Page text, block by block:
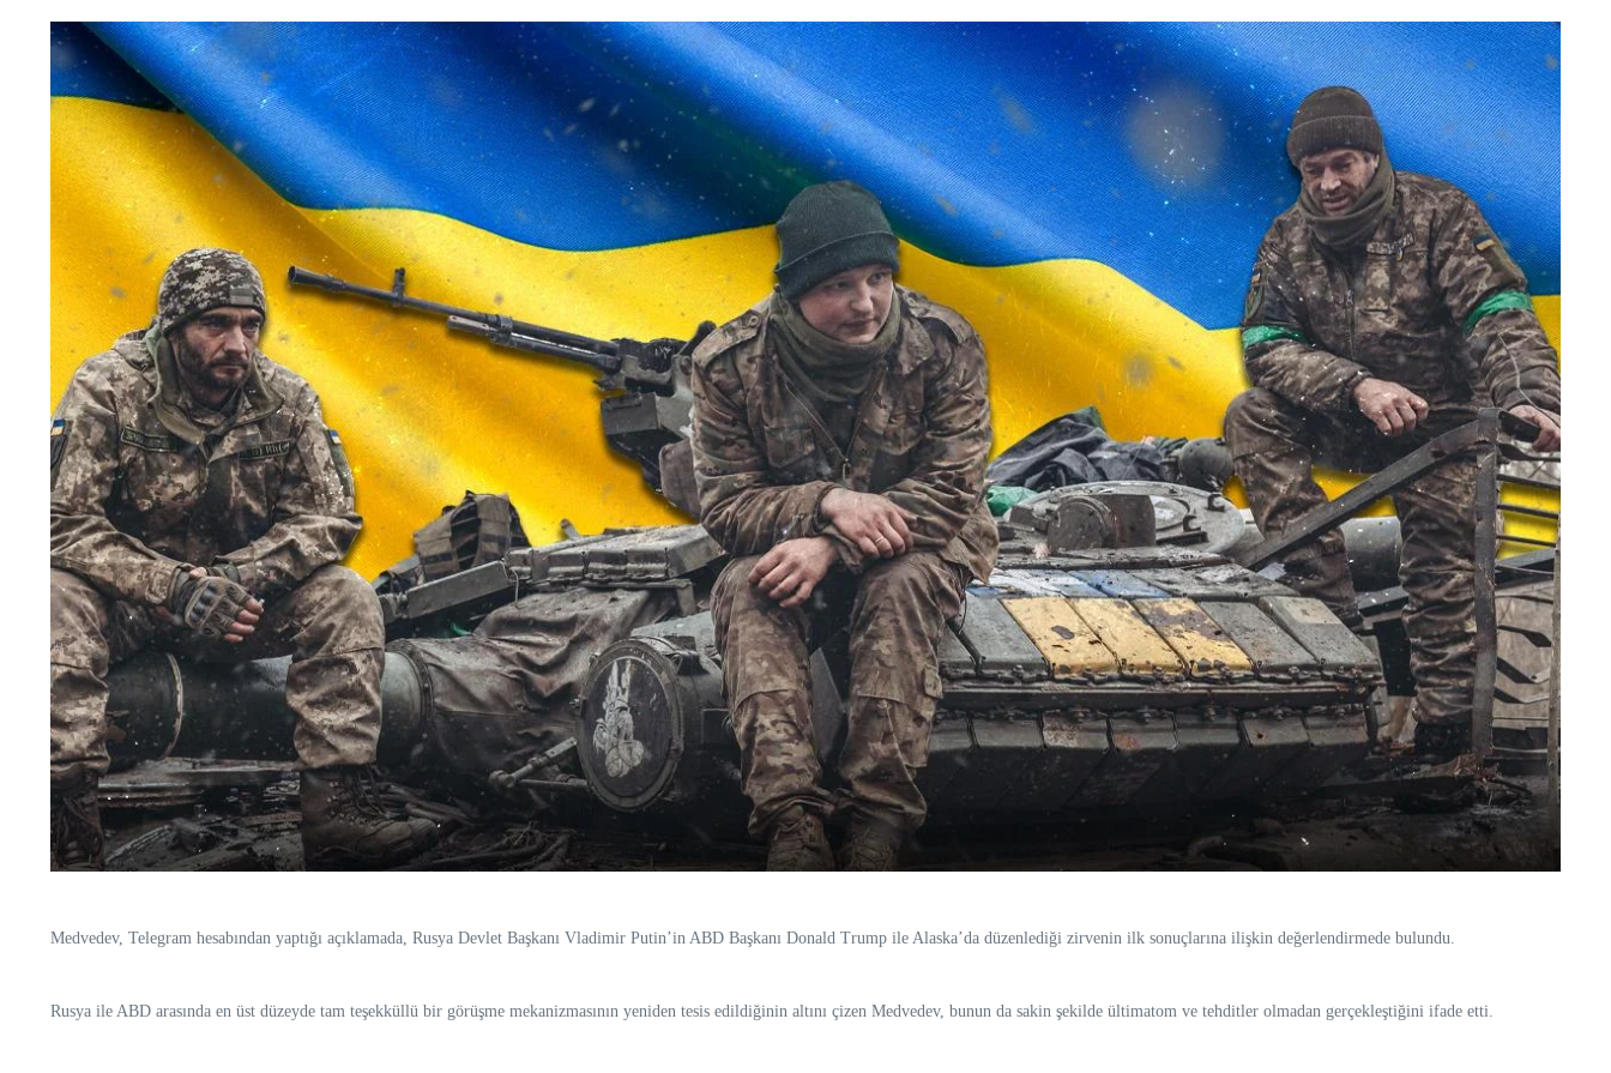
Medvedev, Telegram hesabından yaptığı açıklamada, Rusya Devlet Başkanı Vladimir Putin’in ABD Başkanı Donald Trump ile Alaska’da düzenlediği zirvenin ilk sonuçlarına ilişkin değerlendirmede bulundu.
Rusya ile ABD arasında en üst düzeyde tam teşekküllü bir görüşme mekanizmasının yeniden tesis edildiğinin altını çizen Medvedev, bunun da sakin şekilde ültimatom ve tehditler olmadan gerçekleştiğini ifade etti.